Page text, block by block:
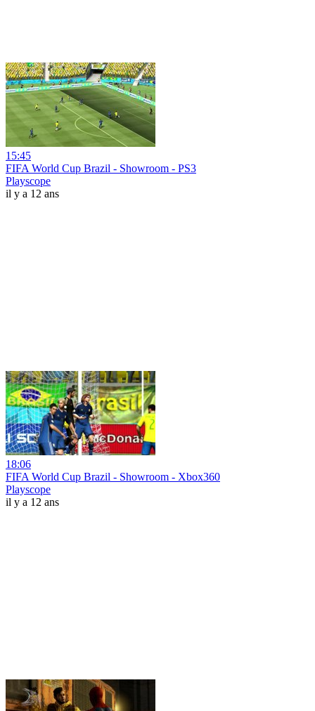
15:45
FIFA World Cup Brazil - Showroom - PS3
Playscope
il y a 12 ans
18:06
FIFA World Cup Brazil - Showroom - Xbox360
Playscope
il y a 12 ans